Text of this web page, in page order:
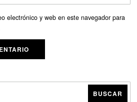
electrónico y web en este navegador para
BUSCAR